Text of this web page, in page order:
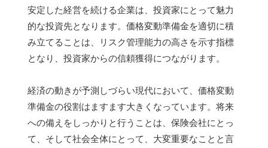
安定した経営を続ける企業は、投資家にとって魅力
的な投資先となります。価格変動準備金を適切に積
み立てることは、リスク管理能力の高さを示す指標
となり、投資家からの信頼獲得につながります。
経済の動きが予測しづらい現代において、価格変動
準備金の役割はますます大きくなっています。将来
への備えをしっかりと行うことは、保険会社にとっ
て、そして社会全体にとって、大変重要なことと言